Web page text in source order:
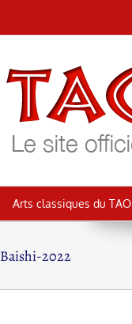
Arts classiques du TAO
Baishi-2022